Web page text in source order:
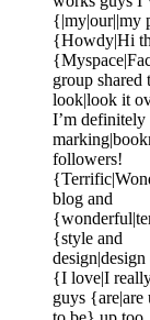
{|my|our||my
{Howdy|Hi
group
look|look it
I’m
followers!
blog and
{style and
{I love|I
guys {are|are